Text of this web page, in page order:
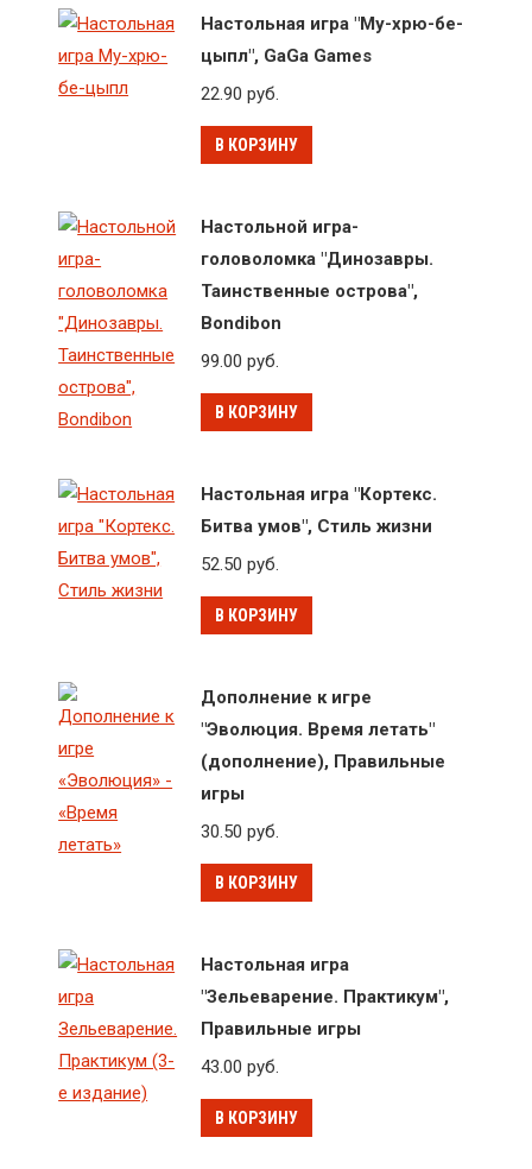
Настольная игра "Му-хрю-бе-
цыпл", GaGa Games
22.90руб.
В КОРЗИНУ
Настольной игра-
головоломка "Динозавры.
Таинственные острова",
Bondibon
99.00руб.
В КОРЗИНУ
Настольная игра "Кортекс.
Битва умов", Стиль жизни
52.50руб.
В КОРЗИНУ
Дополнение к игре
"Эволюция. Время летать"
(дополнение), Правильные
игры
30.50руб.
В КОРЗИНУ
Настольная игра
"Зельеварение. Практикум",
Правильные игры
43.00руб.
В КОРЗИНУ